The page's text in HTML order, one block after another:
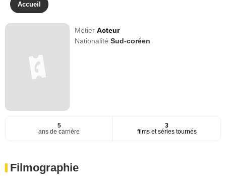
Accueil
MétierActeur
NationalitéSud-coréen
5
ans de carrière
3
films et séries tournés
Filmographie